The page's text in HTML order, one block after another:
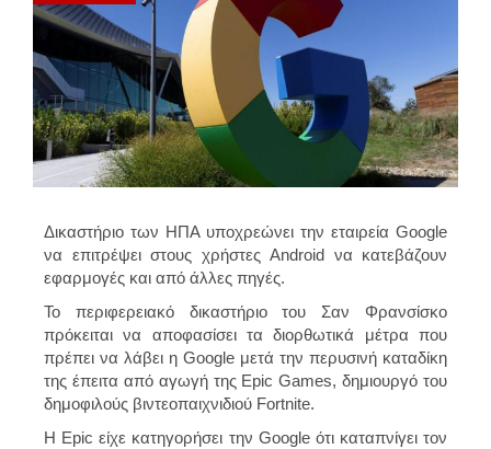
Δικαστήριο των ΗΠΑ υποχρεώνει την εταιρεία Google
να επιτρέψει στους χρήστες Android να κατεβάζουν
εφαρμογές και από άλλες πηγές.
Το περιφερειακό δικαστήριο του Σαν Φρανσίσκο
πρόκειται να αποφασίσει τα διορθωτικά μέτρα που
πρέπει να λάβει η Google μετά την περυσινή καταδίκη
της έπειτα από αγωγή της Epic Games, δημιουργό του
δημοφιλούς βιντεοπαιχνιδιού Fortnite.
Η Epic είχε κατηγορήσει την Google ότι καταπνίγει τον